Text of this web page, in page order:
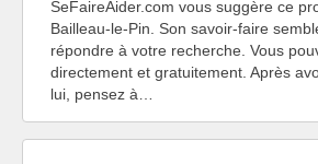
SeFaireAider.com vous suggère ce
Bailleau-le-Pin. Son savoir-faire
répondre à votre recherche. Vous
directement et gratuitement. Après
lui, pensez à…